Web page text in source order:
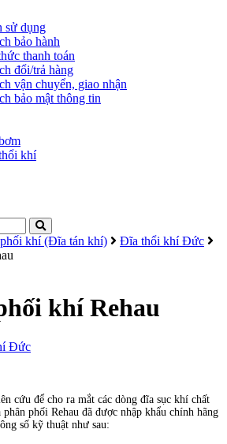
sử dụng
bảo hành
thanh toán
đổi/trả hàng
vận chuyển, giao nhận
bảo mật thông tin
khí
khí (Đĩa tán khí)
Đĩa thổi khí Đức
khí Rehau
Đức
cứu để cho ra mắt các dòng đĩa sục khí chất
phối Rehau đã được nhập khẩu chính hãng
số kỹ thuật như sau: